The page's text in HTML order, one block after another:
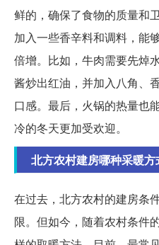
鲜的，确保了食物的质量和
加入一些香辛料和调料，能
倍增。比如，牛肉需要先焯
酱炒出红油，并加入八角、
口感。最后，火锅的热量也
冷的冬天更加受欢迎。
北方农村建房哪种采暖方
在过去，北方农村的建房条
限。但如今，随着农村条件